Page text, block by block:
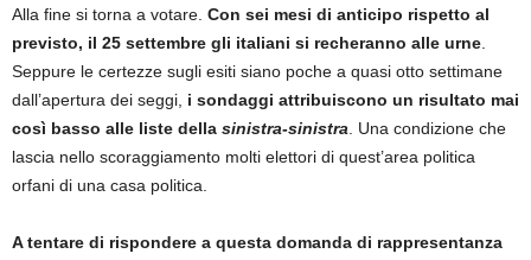
Alla fine si torna a votare. Con sei mesi di anticipo rispetto al
previsto, il 25 settembre gli italiani si recheranno alle urne.
Seppure le certezze sugli esiti siano poche a quasi otto settimane
dall’apertura dei seggi, i sondaggi attribuiscono un risultato mai
così basso alle liste della sinistra-sinistra. Una condizione che
lascia nello scoraggiamento molti elettori di quest’area politica
orfani di una casa politica.
A tentare di rispondere a questa domanda di rappresentanza